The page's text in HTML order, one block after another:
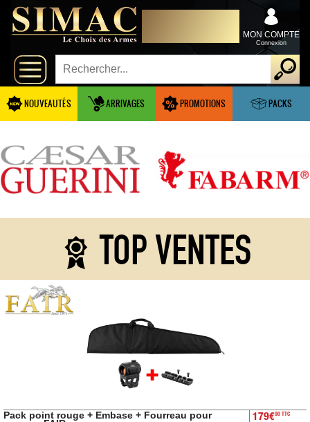
Arrivages
Nouveautés
Promotions
Top
ventes
chasse‣
De
Grande
Chasse
‣
Air
xFermer
MON COMPTE
Connexion
NOUVEAUTÉS ARRIVAGES PROMOTIONS PACKS
TOP VENTES
Pack point rouge + Embase + Fourreau pour
179€00 TTC